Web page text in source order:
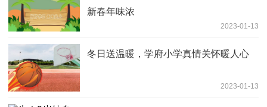
新春年味浓
2023-01-13
冬日送温暖，学府小学真情关怀暖人心
2023-01-13